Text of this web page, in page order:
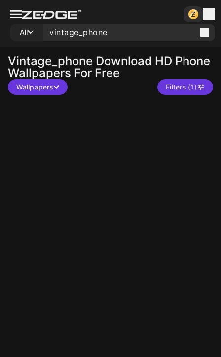
All
Vintage_phone Download HD Phone
Wallpapers For Free
Wallpapers Filters (1)
10